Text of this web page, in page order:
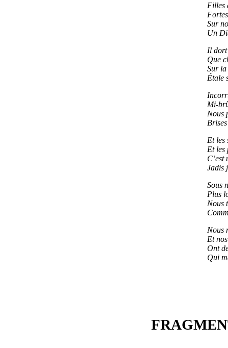
Filles
Sur
Un
Il dort
Que
Sur la
Étale
Mi-
Nous
Et les
Et les
C’est
Jadis
Sous
Plus
Nous
Nous
Et
Ont
Qui